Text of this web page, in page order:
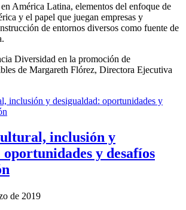
América Latina, elementos del enfoque de
y el papel que juegan empresas y
de entornos diversos como fuente de
Diversidad en la promoción de
de Margareth Flórez, Directora Ejecutiva
inclusión y
y desafíos
de 2019